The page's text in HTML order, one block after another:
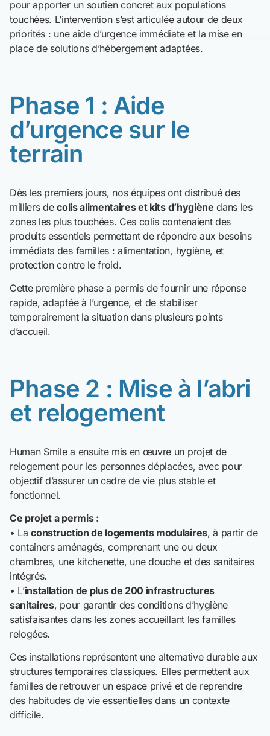
pour apporter un soutien concret aux populations
touchées. L’intervention s’est articulée autour de deux
priorités : une aide d’urgence immédiate et la mise en
place de solutions d’hébergement adaptées.
Phase 1 : Aide
d’urgence sur le
terrain
Dès les premiers jours, nos équipes ont distribué des
milliers decolis alimentaires et kits d’hygiène dans les
zones les plus touchées. Ces colis contenaient des
produits essentiels permettant de répondre aux besoins
immédiats des familles : alimentation, hygiène, et
protection contre le froid.
Cette première phase a permis de fournir une réponse
rapide, adaptée à l’urgence, et de stabiliser
temporairement la situation dans plusieurs points
d’accueil.
Phase 2 : Mise à l’abri
et relogement
Human Smile a ensuite mis en œuvre un projet de
relogement pour les personnes déplacées, avec pour
objectif d’assurer un cadre de vie plus stable et
fonctionnel.
Ce projet a permis :
• Laconstruction de logements modulaires, à partir de
containers aménagés, comprenant une ou deux
chambres, une kitchenette, une douche et des sanitaires
intégrés.
• L’installation de plus de 200 infrastructures
sanitaires, pour garantir des conditions d’hygiène
satisfaisantes dans les zones accueillant les familles
relogées.
Ces installations représentent une alternative durable aux
structures temporaires classiques. Elles permettent aux
familles de retrouver un espace privé et de reprendre
des habitudes de vie essentielles dans un contexte
difficile.